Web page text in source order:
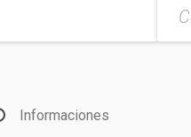
Informaciones